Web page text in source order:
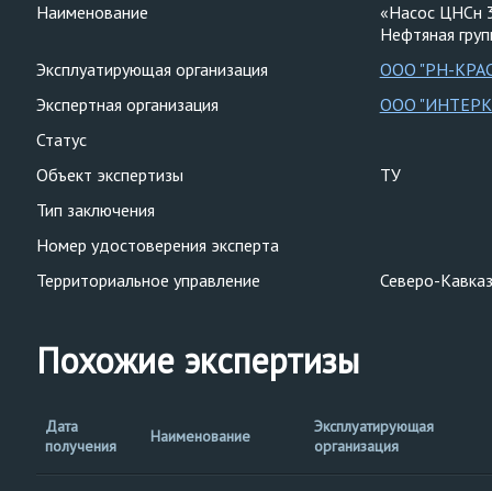
Наименование
«Насос ЦНСн
Нефтяная
Эксплуатирующая организация
ООО "РН-
Экспертная организация
ООО
Статус
Объект экспертизы
ТУ
Тип заключения
Номер удостоверения эксперта
Территориальное управление
Северо-
Похожие экспертизы
Дата
получения
Наименование
Эксплуатирующая
организация